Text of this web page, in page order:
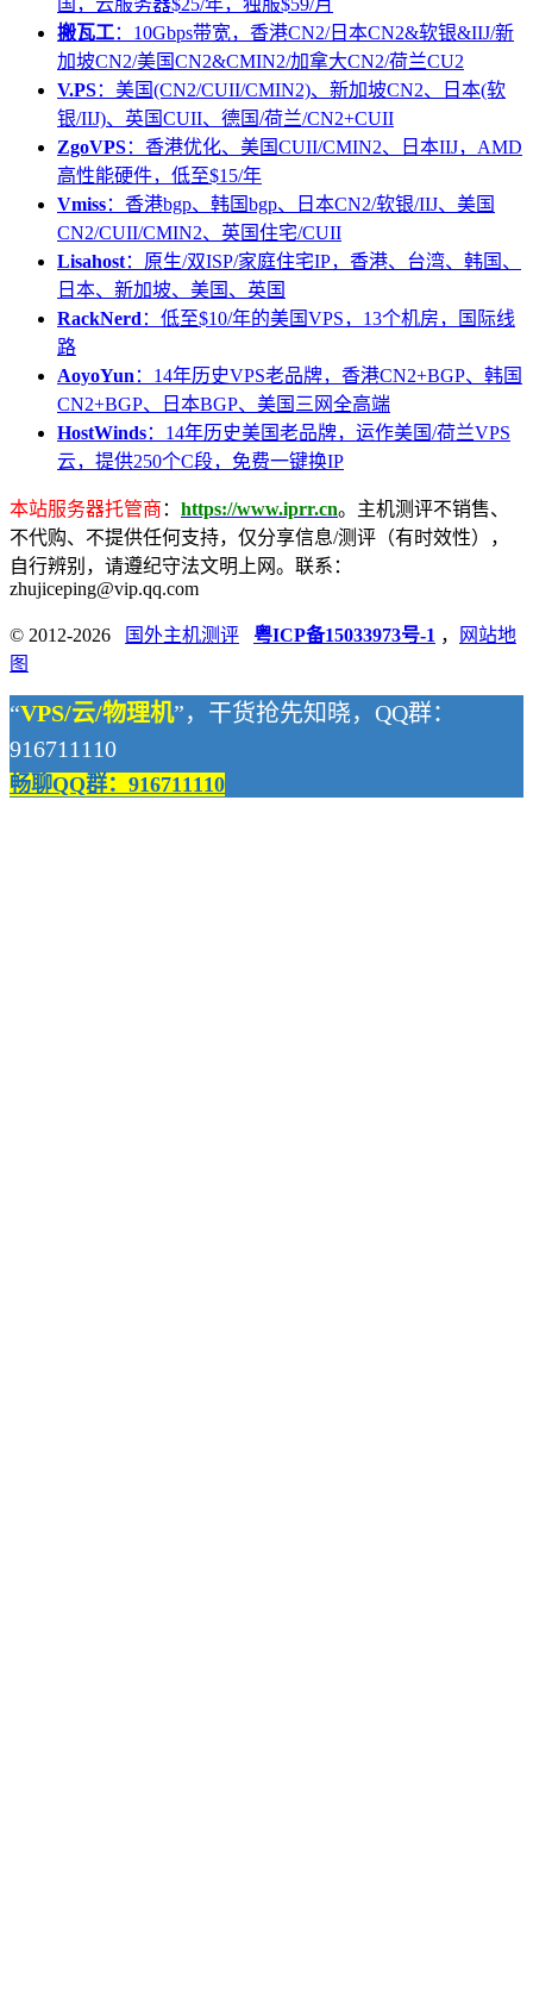
国，云服务器$25/年，独服$59/月
搬瓦工：10Gbps带宽，香港CN2/日本CN2&软银&IIJ/新
加坡CN2/美国CN2&CMIN2/加拿大CN2/荷兰CU2
V.PS：美国(CN2/CUII/CMIN2)、新加坡CN2、日本(软
银/IIJ)、英国CUII、德国/荷兰/CN2+CUII
ZgoVPS：香港优化、美国CUII/CMIN2、日本IIJ，AMD
高性能硬件，低至$15/年
Vmiss：香港bgp、韩国bgp、日本CN2/软银/IIJ、美国
CN2/CUII/CMIN2、英国住宅/CUII
Lisahost：原生/双ISP/家庭住宅IP，香港、台湾、韩国、
日本、新加坡、美国、英国
RackNerd ：低至$10/年的美国VPS，13个机房，国际线
路
AoyoYun ：14年历史VPS老品牌，香港CN2+BGP、韩国
CN2+BGP、日本BGP、美国三网全高端
HostWinds：14年历史美国老品牌，运作美国/荷兰VPS
云，提供250个C段，免费一键换IP
本站服务器托管商 ： https://www.iprr.cn。主机测评不销售、
不代购、不提供任何支持，仅分享信息/测评（有时效性），
自行辨别，请遵纪守法文明上网。联系：
zhujiceping@vip.qq.com
© 2012-2026 国外主机测评 粤ICP备15033973号-1 ，
网站地
图
“VPS/云/物理机”，干货抢先知晓，QQ群：
916711110
畅聊QQ群：916711110